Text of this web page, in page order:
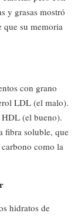
y grasas mostró
que su memoria
con grano
LDL (el malo).
HDL (el bueno).
fibra soluble, que
como la
hidratos de